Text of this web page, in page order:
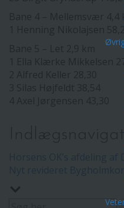
Bane 4 – Mellemsvær 4,4
1 Ella Klærke Mikkelsen